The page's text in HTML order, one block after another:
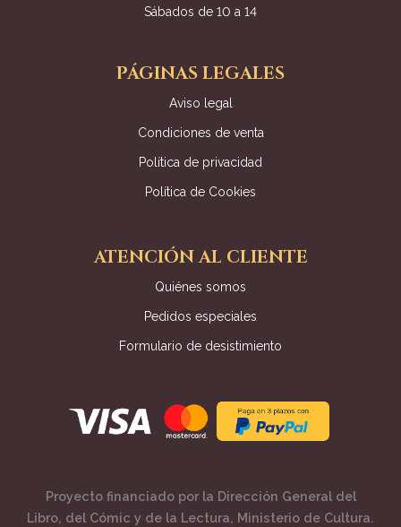
Sábados de 10 a 14
PÁGINAS LEGALES
Aviso legal
Condiciones de venta
Política de privacidad
Política de Cookies
ATENCIÓN AL CLIENTE
Quiénes somos
Pedidos especiales
Formulario de desistimiento
Proyecto financiado por la Dirección General del
Libro, del Cómic y de la Lectura, Ministerio de Cultura.